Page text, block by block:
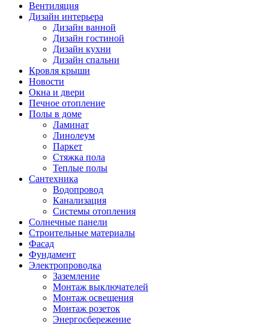
Вентиляция
Дизайн интерьера
Дизайн ванной
Дизайн гостиной
Дизайн кухни
Дизайн спальни
Кровля крыши
Новости
Окна и двери
Печное отопление
Полы в доме
Ламинат
Линолеум
Паркет
Стяжка пола
Теплые полы
Сантехника
Водопровод
Канализация
Системы отопления
Солнечные панели
Строительные материалы
Фасад
Фундамент
Электропроводка
Заземление
Монтаж выключателей
Монтаж освещения
Монтаж розеток
Энергосбережение